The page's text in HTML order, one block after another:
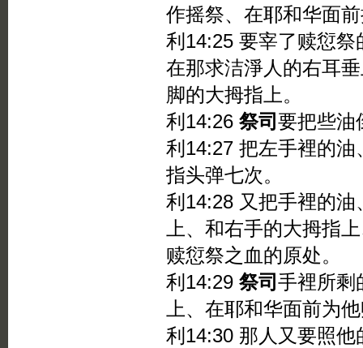
作摇祭、在耶和华面
利14:25 要宰了赎愆
在那求洁淨人的右耳
脚的大拇指上。
利14:26 祭司要把些油
利14:27 把左手裡的
指头弹七次。
利14:28 又把手裡的
上、和右手的大拇指
赎愆祭之血的原处。
利14:29 祭司手裡所剩
上、在耶和华面前为
利14:30 那人又要照